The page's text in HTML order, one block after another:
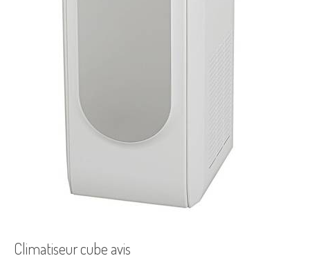
Climatiseur cube avis